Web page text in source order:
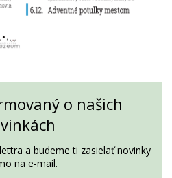
o našich
a budeme ti zasielať novinky
na e-mail.